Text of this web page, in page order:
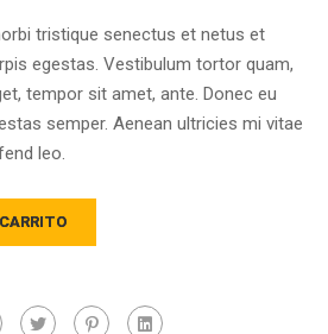
tristique senectus et netus et
egestas. Vestibulum tortor quam,
tempor sit amet, ante. Donec eu
semper. Aenean ultricies mi vitae
leo.